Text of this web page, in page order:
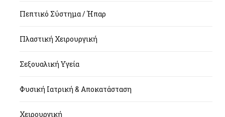
Πεπτικό Σύστημα / Ήπαρ
Πλαστική Χειρουργική
Σεξουαλική Υγεία
Φυσική Ιατρική & Αποκατάσταση
Χειρουργική